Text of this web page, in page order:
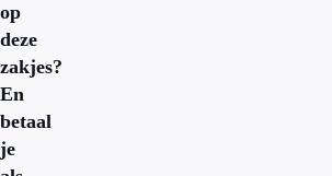
op
deze
zakjes?
En
betaal
je